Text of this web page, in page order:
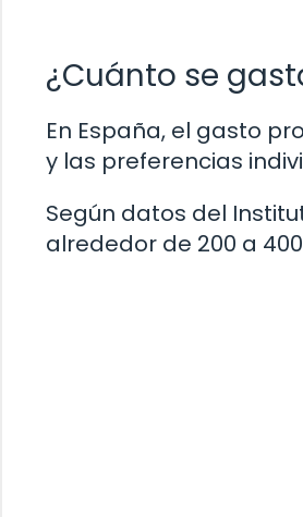
¿Cuánto se
En España, el gasto
y las preferencias
Según datos del
alrededor de 200 a